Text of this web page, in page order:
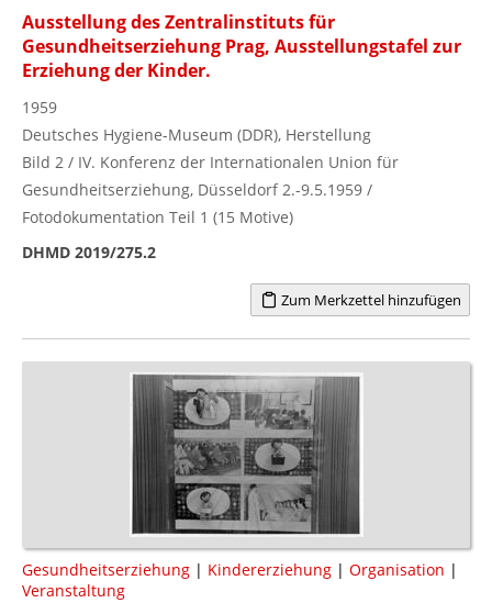
Ausstellung des Zentralinstituts für
Gesundheitserziehung Prag, Ausstellungstafel zur
Erziehung der Kinder.
1959
Deutsches Hygiene-Museum (DDR), Herstellung
Bild 2 / IV. Konferenz der Internationalen Union für
Gesundheitserziehung, Düsseldorf 2.-9.5.1959 /
Fotodokumentation Teil 1 (15 Motive)
DHMD 2019/275.2
Zum Merkzettel hinzufügen
Gesundheitserziehung | Kindererziehung | Organisation |
Veranstaltung